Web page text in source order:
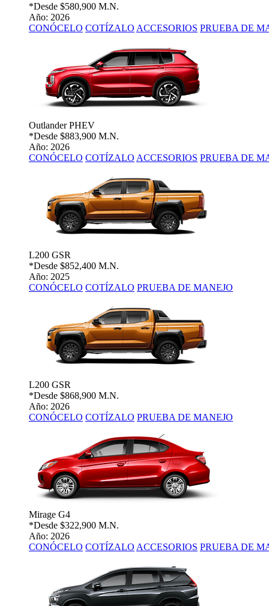
*Desde $580,900 M.N.
Año: 2026
CONÓCELO COTÍZALO ACCESORIOS PRUEBA DE
Outlander PHEV
*Desde $883,900 M.N.
Año: 2026
CONÓCELO COTÍZALO ACCESORIOS PRUEBA DE
L200 GSR
*Desde $852,400 M.N.
Año: 2025
CONÓCELO COTÍZALO PRUEBA DE MANEJO
L200 GSR
*Desde $868,900 M.N.
Año: 2026
CONÓCELO COTÍZALO PRUEBA DE MANEJO
Mirage G4
*Desde $322,900 M.N.
Año: 2026
CONÓCELO COTÍZALO ACCESORIOS PRUEBA DE